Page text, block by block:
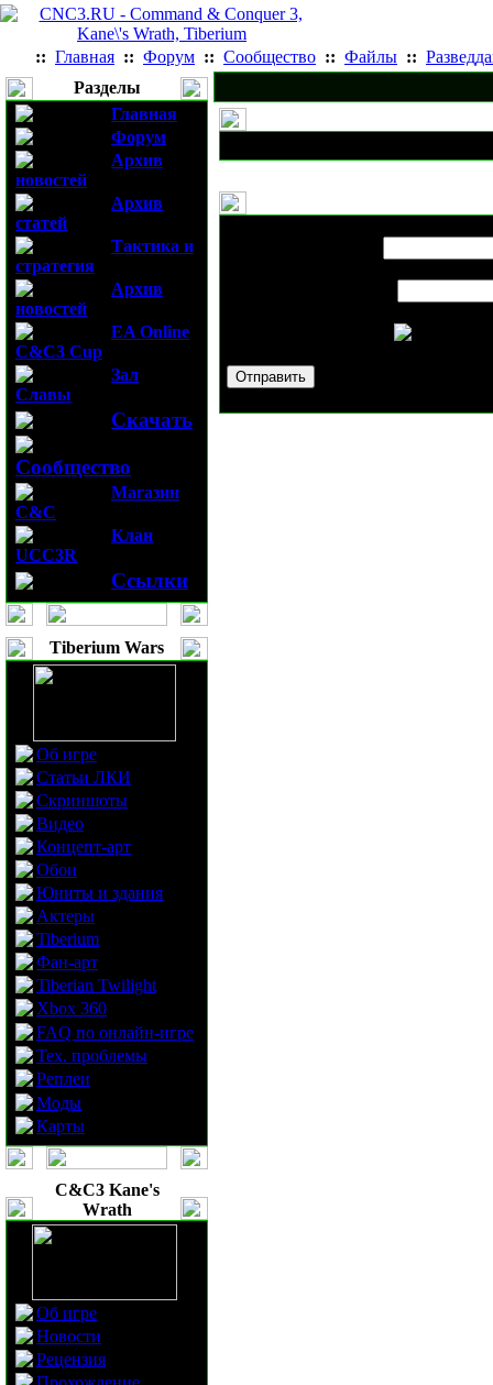
:: Главная :: Форум :: Сообщество :: Файлы ::
Разделы
Главная
Форум
Архив
новостей
Архив
статей
Тактика и
стратегия
Архив
новостей
EA Online
C&C3 Cup
Зал
Славы
Скачать
Сообщество
Магазин
C&C
Клан
UCC3R
Ссылки
Tiberium Wars
Об игре
Статьи ЛКИ
Скриншоты
Видео
Концепт-арт
Обои
Юниты и здания
Актеры
Tiberium
Фан-арт
Tiberian Twilight
Xbox 360
FAQ по онлайн-игре
Тех. проблемы
Реплеи
Моды
Карты
C&C3 Kane's
Wrath
Об игре
Новости
Рецензия